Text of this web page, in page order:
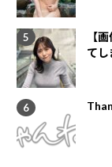
【
てし